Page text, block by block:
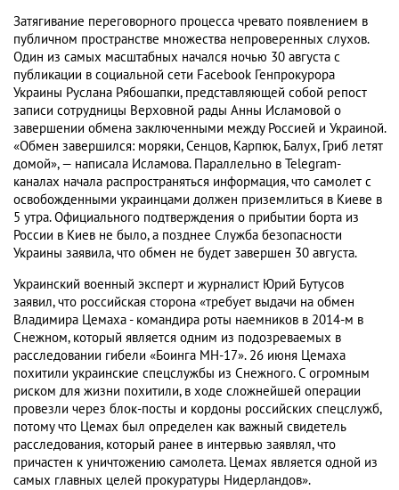
Затягивание переговорного процесса чревато появлением в
публичном пространстве множества непроверенных слухов.
Один из самых масштабных начался ночью 30 августа с
публикации в социальной сети Facebook Генпрокурора
Украины Руслана Рябошапки, представляющей собой репост
записи сотрудницы Верховной рады Анны Исламовой о
завершении обмена заключенными между Россией и Украиной.
«Обмен завершился: моряки, Сенцов, Карпюк, Балух, Гриб летят
домой», — написала Исламова. Параллельно в Telegram-
каналах начала распространяться информация, что самолет с
освобожденными украинцами должен приземлиться в Киеве в
5 утра. Официального подтверждения о прибытии борта из
России в Киев не было, а позднее Служба безопасности
Украины заявила, что обмен не будет завершен 30 августа.
Украинский военный эксперт и журналист Юрий Бутусов
заявил, что российская сторона «требует выдачи на обмен
Владимира Цемаха - командира роты наемников в 2014-м в
Снежном, который является одним из подозреваемых в
расследовании гибели «Боинга МН-17». 26 июня Цемаха
похитили украинские спецслужбы из Снежного. С огромным
риском для жизни похитили, в ходе сложнейшей операции
провезли через блок-посты и кордоны российских спецслужб,
потому что Цемах был определен как важный свидетель
расследования, который ранее в интервью заявлял, что
причастен к уничтожению самолета. Цемах является одной из
самых главных целей прокуратуры Нидерландов».